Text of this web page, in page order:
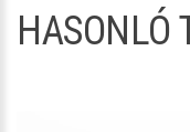
HASONLÓ